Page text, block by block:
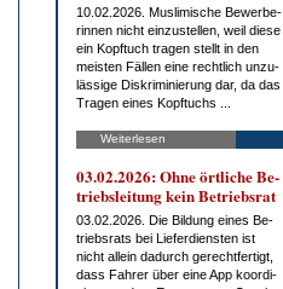
10.02.2026. Mus­li­mi­sche Be­wer­be­
rin­nen nicht ein­zu­stel­len, weil die­se
ein Kopf­tuch tra­gen stellt in den
meis­ten Fäl­len ei­ne recht­lich un­zu­
läs­si­ge Dis­kri­mi­nie­rung dar, da das
Tra­gen ei­nes Kopf­tuchs ...
Weiterlesen
03.02.2026: Oh­ne ört­li­che Be­
triebs­lei­tung kein Be­triebs­rat
03.02.2026. Die Bil­dung ei­nes Be­
triebs­rats bei Lie­fer­diens­ten ist
nicht al­lein da­durch ge­recht­fer­tigt,
dass Fah­rer über ei­ne App ko­or­di­